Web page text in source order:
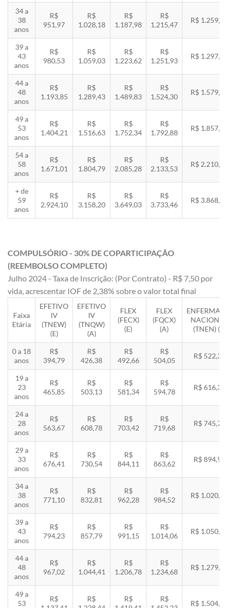
34 a
38
anos
R$
951,97
R$
1.028,18
R$
1.187,98
R$
1.215,47
R$
39 a
43
anos
R$
980,53
R$
1.059,03
R$
1.223,62
R$
1.251,93
R$
44 a
48
anos
R$
1.193,85
R$
1.289,43
R$
1.489,83
R$
1.524,30
R$
49 a
53
anos
R$
1.404,21
R$
1.516,63
R$
1.752,34
R$
1.792,88
R$
54 a
58
anos
R$
1.671,01
R$
1.804,79
R$
2.085,28
R$
2.133,53
R$
+ de
59
anos
R$
2.924,10
R$
3.158,20
R$
3.649,03
R$
3.733,46
R$
COMPULSÓRIO - 30% DE COPARTICIPAÇÃO
(REEMBOLSO COMPLETO)
Julho 2024 - Taxa de Inscrição: (Por Contrato) - R$ 7,50 por
vida, acrescentar IOF de 2,38% sobre o valor total final
Faixa
Etária
EFETIVO
IV
(TNEW)
(E)
EFETIVO
IV
(TNQW)
(A)
FLEX
(FECX)
(E)
FLEX
(FQCX)
(A)
(TNEN) (E)
0 a 18
anos
R$
394,79
R$
426,38
R$
492,66
R$
504,05
R$ 522,33
19 a
23
anos
R$
465,85
R$
503,13
R$
581,34
R$
594,78
R$ 616,35
24 a
28
anos
R$
563,67
R$
608,78
R$
703,42
R$
719,68
R$ 745,78
29 a
33
anos
R$
676,41
R$
730,54
R$
844,11
R$
863,62
R$ 894,94
34 a
38
anos
R$
771,10
R$
832,81
R$
962,28
R$
984,52
R$
39 a
43
anos
R$
794,23
R$
857,79
R$
991,15
R$
1.014,06
R$
44 a
48
anos
R$
967,02
R$
1.044,41
R$
1.206,78
R$
1.234,68
R$
49 a
53
R$
R$
R$
R$
R$